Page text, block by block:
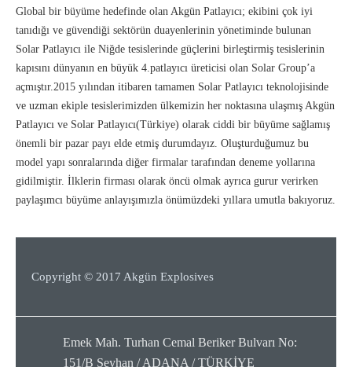
Global bir büyüme hedefinde olan Akgün Patlayıcı; ekibini çok iyi
tanıdığı ve güvendiği sektörün duayenlerinin yönetiminde bulunan
Solar Patlayıcı ile Niğde tesislerinde güçlerini birleştirmiş tesislerinin
kapısını dünyanın en büyük 4.patlayıcı üreticisi olan Solar Group’a
açmıştır.2015 yılından itibaren tamamen Solar Patlayıcı teknolojisinde
ve uzman ekiple tesislerimizden ülkemizin her noktasına ulaşmış Akgün
Patlayıcı ve Solar Patlayıcı(Türkiye) olarak ciddi bir büyüme sağlamış
önemli bir pazar payı elde etmiş durumdayız. Oluşturduğumuz bu
model yapı sonralarında diğer firmalar tarafından deneme yollarına
gidilmiştir. İlklerin firması olarak öncü olmak ayrıca gurur verirken
paylaşımcı büyüme anlayışımızla önümüzdeki yıllara umutla bakıyoruz.
Copyright © 2017 Akgün Explosives
Emek Mah. Turhan Cemal Beriker Bulvarı No:
151/B Seyhan / ADANA / TÜRKİYE